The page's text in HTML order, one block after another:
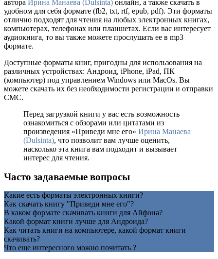
автора Ирина Манаева (Dulsinta) онлайн, а также скачать в
удобном для себя формате (fb2, txt, rtf, epub, pdf). Эти форматы
отлично подходят для чтения на любых электронных книгах,
компьютерах, телефонах или планшетах. Если вас интересует
аудиокнига, то вы также можете прослушать ее в mp3
формате.
Доступные форматы книг, пригодны для использования на
различных устройствах: Андроид, iPhone, iPad, ПК
(компьютер) под управлением Windows или MacOs. Вы
можете скачать их без необходимости регистрации и отправки
СМС.
Перед загрузкой книги у вас есть возможность
ознакомиться с обзорами или цитатами из
произведения «Приведи мне его» Ирина Манаева
(Dulsinta), что позволит вам лучше оценить,
насколько эта книга вам подходит и вызывает
интерес для чтения.
Часто задаваемые вопросы
Какие есть форматы электронных книги?
Как скачать книгу "Приведи мне его"?
В каком формате скачивать книги для Айфона?
Какой формат книги лучше для Андроида?
Как читать книги на компьютере, какой формат книги
скачивать?
Что еще интересного можно почитать ?